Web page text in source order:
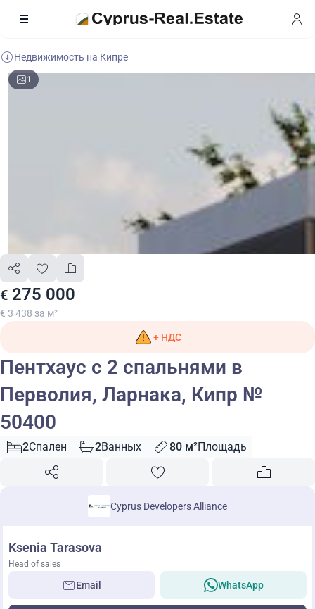
Недвижимость на Кипре
1
€ 275 000
€ 3 438 за м²
+ НДС
Пентхаус с 2 спальнями в
Перволия, Ларнака, Кипр №
50400
2Спален 2Ванных 80 м²Площадь
Cyprus Developers Alliance
Ksenia Tarasova
Head of sales
Email WhatsApp